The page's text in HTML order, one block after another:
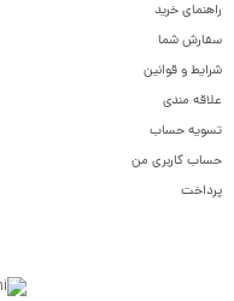
راهنمای خرید
سفارش شما
شرایط و قوانین
علاقه مندی
تسویه حساب
حساب کاربری من
پرداخت